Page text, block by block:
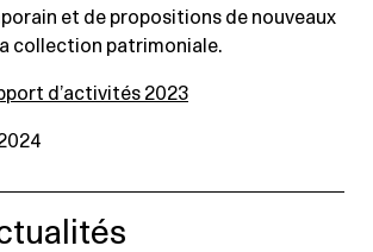
et de propositions de nouveaux
collection patrimoniale.
d’activités 2023